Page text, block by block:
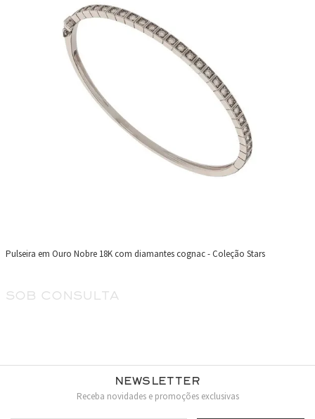
Pulseira em Ouro Nobre 18K com diamantes cognac - Coleção Stars
sob consulta
Newsletter
Receba novidades e promoções exclusivas